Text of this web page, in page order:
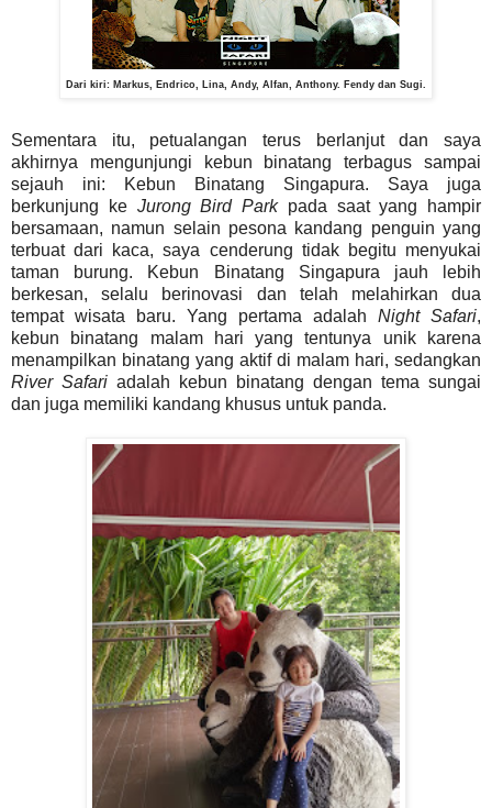
Dari kiri: Markus, Endrico, Lina, Andy, Alfan, Anthony. Fendy dan Sugi.
Sementara itu, petualangan terus berlanjut dan saya
akhirnya mengunjungi kebun binatang terbagus sampai
sejauh ini: Kebun Binatang Singapura. Saya juga
berkunjung ke Jurong Bird Parkpada saat yang hampir
bersamaan, namun selain pesona kandang penguin yang
terbuat dari kaca, saya cenderung tidak begitu menyukai
taman burung. Kebun Binatang Singapura jauh lebih
berkesan, selalu berinovasi dan telah melahirkan dua
tempat wisata baru. Yang pertama adalah Night Safari,
kebun binatang malam hari yang tentunya unik karena
menampilkan binatang yang aktif di malam hari, sedangkan
River Safari adalah kebun binatang dengan tema sungai
dan juga memiliki kandang khusus untuk panda.